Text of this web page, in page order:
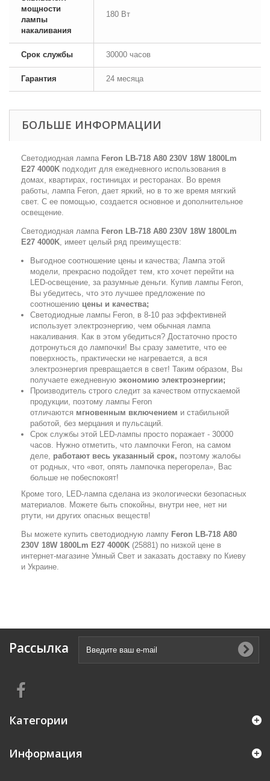
мощности
лампы
накаливания
180 Вт
Срок службы 30000 часов
Гарантия 24 месяца
БОЛЬШЕ ИНФОРМАЦИИ
Светодиодная лампа Feron LB-718 A80 230V 18W 1800Lm
E27 4000K подходит для ежедневного использования в
домах, квартирах, гостиницах и ресторанах. Во время
работы, лампа Feron, дает яркий, но в то же время мягкий
свет. С ее помощью, создается основное и дополнительное
освещение.
Светодиодная лампа Feron LB-718 A80 230V 18W 1800Lm
E27 4000K, имеет целый ряд преимуществ:
Выгодное соотношение цены и качества; Лампа этой
модели, прекрасно подойдет тем, кто хочет перейти на
LED-освещение, за разумные деньги. Купив лампы Feron,
Вы убедитесь, что это лучшее предложение по
соотношению цены и качества;
Светодиодные лампы Feron, в 8-10 раз эффективней
использует электроэнергию, чем обычная лампа
накаливания. Как в этом убедиться? Достаточно просто
дотронуться до лампочки! Вы сразу заметите, что ее
поверхность, практически не нагревается, а вся
электроэнергия превращается в свет! Таким образом, Вы
получаете ежедневную экономию электроэнергии;
Производитель строго следит за качеством отпускаемой
продукции, поэтому лампы Feron
отличаются мгновенным включением и стабильной
работой, без мерцания и пульсаций.
Срок службы этой LED-лампы просто поражает - 30000
часов. Нужно отметить, что лампочки Feron, на самом
деле, работают весь указанный срок, поэтому жалобы
от родных, что «вот, опять лампочка перегорела», Вас
больше не побеспокоят!
Кроме того, LED-лампа сделана из экологически безопасных
материалов. Можете быть спокойны, внутри нее, нет ни
ртути, ни других опасных веществ!
Вы можете купить светодиодную лампу Feron LB-718 A80
230V 18W 1800Lm E27 4000K (25881) по низкой цене в
интернет-магазине Умный Свет и заказать доставку по Киеву
и Украине.
Рассылка
Категории
Информация